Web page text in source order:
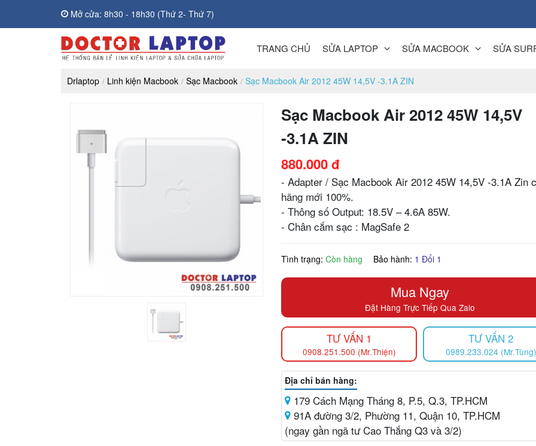
Mở cửa: 8h30 - 18h30 (Thứ 2- Thứ 7)
TRANG CHỦ SỬA LAPTOP SỬA MACBOOK SỬA
Drlaptop Linh kiện Macbook Sạc Macbook Sạc Macbook Air 2012 45W 14,5V -3.1A ZIN
Sạc Macbook Air 2012 45W 14,5V
-3.1A ZIN
880.000 đ
- Adapter / Sạc Macbook Air 2012 45W 14,5V -3.1A Zin
hãng mới 100%.
- Thông số Output: 18.5V – 4.6A 85W.
- Chân cắm sạc : MagSafe 2
Tình trạng:Còn hàng Bảo hành: 1 Đổi 1
Mua Ngay
Đặt Hàng Trực Tiếp Qua Zalo
TƯ VẤN 1
0908.251.500 (Mr.Thiện)
TƯ VẤN 2
0989.233.024 (Mr.Tùng)
Địa chỉ bán hàng:
179 Cách Mạng Tháng 8, P.5, Q.3, TP.HCM
91A đường 3/2, Phường 11, Quận 10, TP.HCM
(ngay gần ngã tư Cao Thắng Q3 và 3/2)